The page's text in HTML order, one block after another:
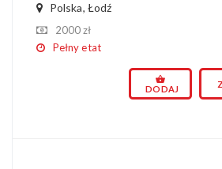
Polska, Łodź
2000 zł
Pełny etat
DODAJ